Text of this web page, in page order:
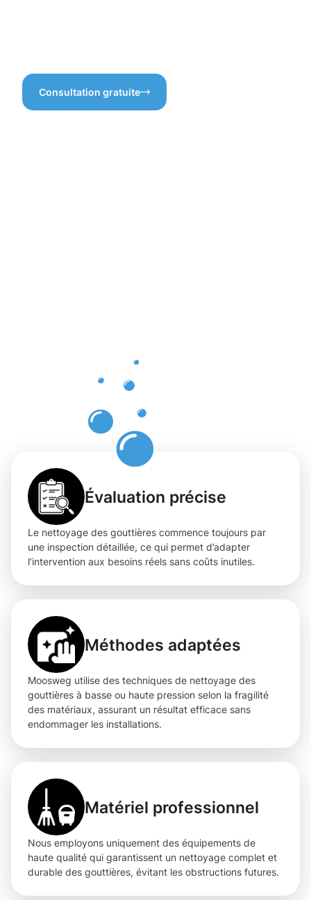
Consultation gratuite
Évaluation précise
Le nettoyage des gouttières commence toujours par
une inspection détaillée, ce qui permet d’adapter
l’intervention aux besoins réels sans coûts inutiles.
Méthodes adaptées
Moosweg utilise des techniques de nettoyage des
gouttières à basse ou haute pression selon la fragilité
des matériaux, assurant un résultat efficace sans
endommager les installations.
Matériel professionnel
Nous employons uniquement des équipements de
haute qualité qui garantissent un nettoyage complet et
durable des gouttières, évitant les obstructions futures.